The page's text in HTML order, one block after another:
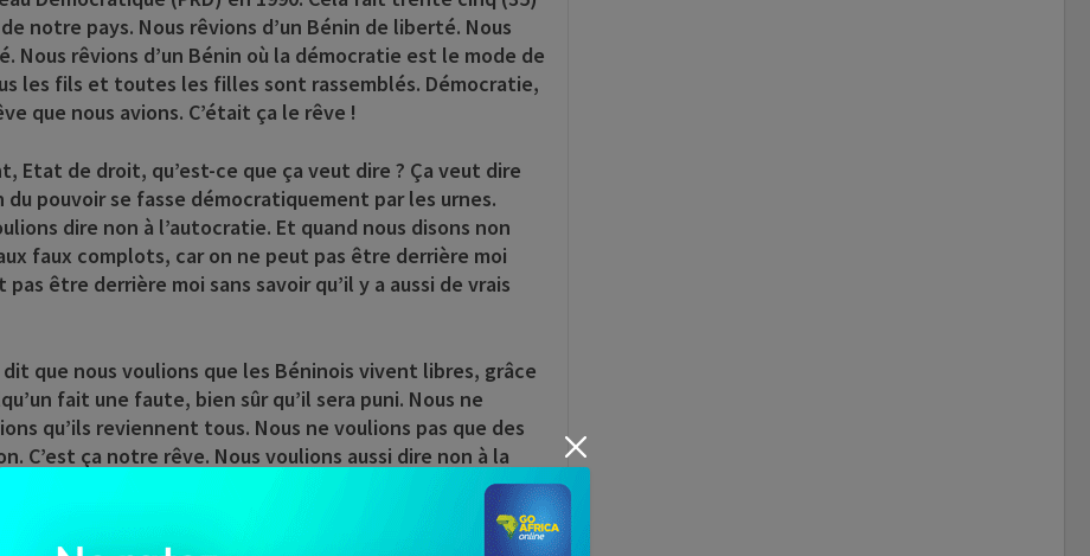
notre pays. Nous rêvions d’un Bénin de liberté. Nous
Nous rêvions d’un Bénin où la démocratie est le mode de
les fils et toutes les filles sont rassemblés. Démocratie,
que nous avions. C’était ça le rêve !
Etat de droit, qu’est-ce que ça veut dire ? Ça veut dire
pouvoir se fasse démocratiquement par les urnes.
dire non à l’autocratie. Et quand nous disons non
faux complots, car on ne peut pas être derrière moi
être derrière moi sans savoir qu’il y a aussi de vrais
que nous voulions que les Béninois vivent libres, grâce
fait une faute, bien sûr qu’il sera puni. Nous ne
qu’ils reviennent tous. Nous ne voulions pas que des
C’est ça notre rêve. Nous voulions aussi dire non à la
Nous voulions dire non au Programme d’ajustement